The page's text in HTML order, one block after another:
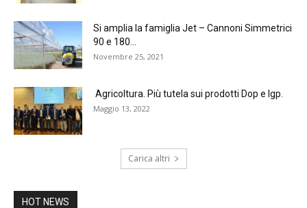
Si amplia la famiglia Jet – Cannoni Simmetrici
90 e 180...
Novembre 25, 2021
Agricoltura. Più tutela sui prodotti Dop e Igp.
Maggio 13, 2022
Carica altri
HOT NEWS